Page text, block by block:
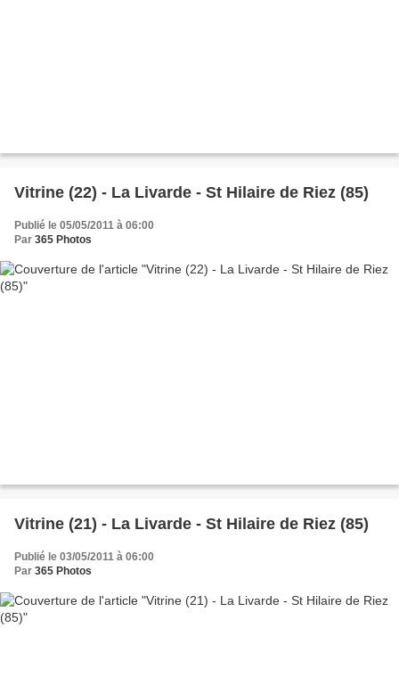
Vitrine (22) - La Livarde - St Hilaire de Riez (85)
Publié le 05/05/2011 à 06:00
Par 365 Photos
Vitrine (21) - La Livarde - St Hilaire de Riez (85)
Publié le 03/05/2011 à 06:00
Par 365 Photos